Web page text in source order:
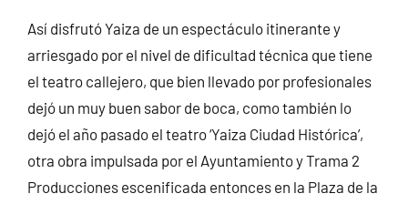
Así disfrutó Yaiza de un espectáculo itinerante y
arriesgado por el nivel de dificultad técnica que tiene
el teatro callejero, que bien llevado por profesionales
dejó un muy buen sabor de boca, como también lo
dejó el año pasado el teatro ‘Yaiza Ciudad Histórica’,
otra obra impulsada por el Ayuntamiento y Trama 2
Producciones escenificada entonces en la Plaza de la